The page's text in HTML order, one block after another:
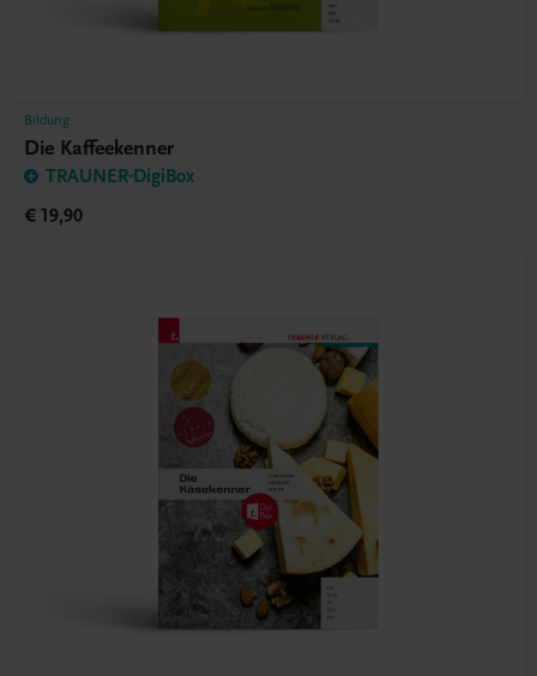
Bildung
Die Kaffeekenner
TRAUNER-DigiBox
€ 19,90